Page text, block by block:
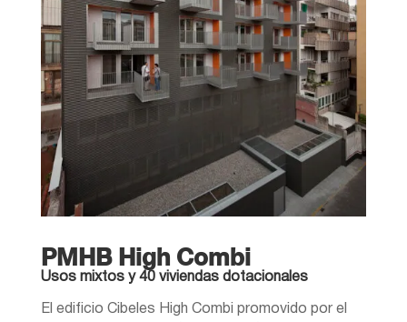
PMHB High Combi
Usos mixtos y 40 viviendas dotacionales
El edificio Cibeles High Combi promovido por el